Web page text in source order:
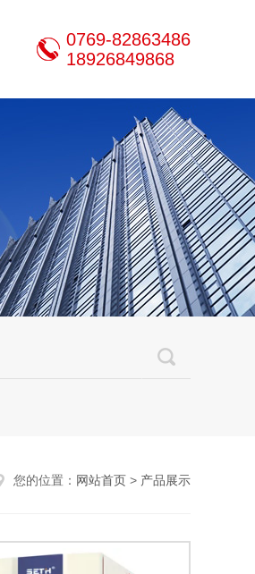
0769-82863486
18926849868
您的位置： 网站首页 > 产品展示